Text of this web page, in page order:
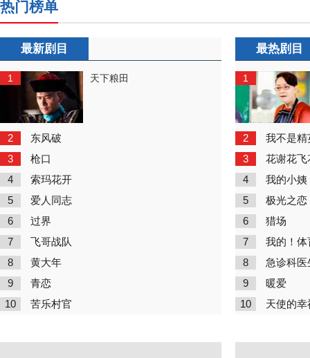
热门榜单
最新剧目
1 天下粮田
2 东风破
3 枪口
4 索玛花开
5 爱人同志
6 过界
7 飞哥战队
8 黄大年
9 青恋
10 苦乐村官
最热剧目
1
2 我不是精
3 花谢花飞
4 我的小姨
5 极光之恋
6 猎场
7 我的！体
8 急诊科医
9 暖爱
10 天使的幸